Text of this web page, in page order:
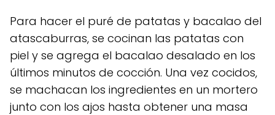
Para hacer el puré de patatas y bacalao del
atascaburras, se cocinan las patatas con
piel y se agrega el bacalao desalado en los
últimos minutos de cocción. Una vez cocidos,
se machacan los ingredientes en un mortero
junto con los ajos hasta obtener una masa